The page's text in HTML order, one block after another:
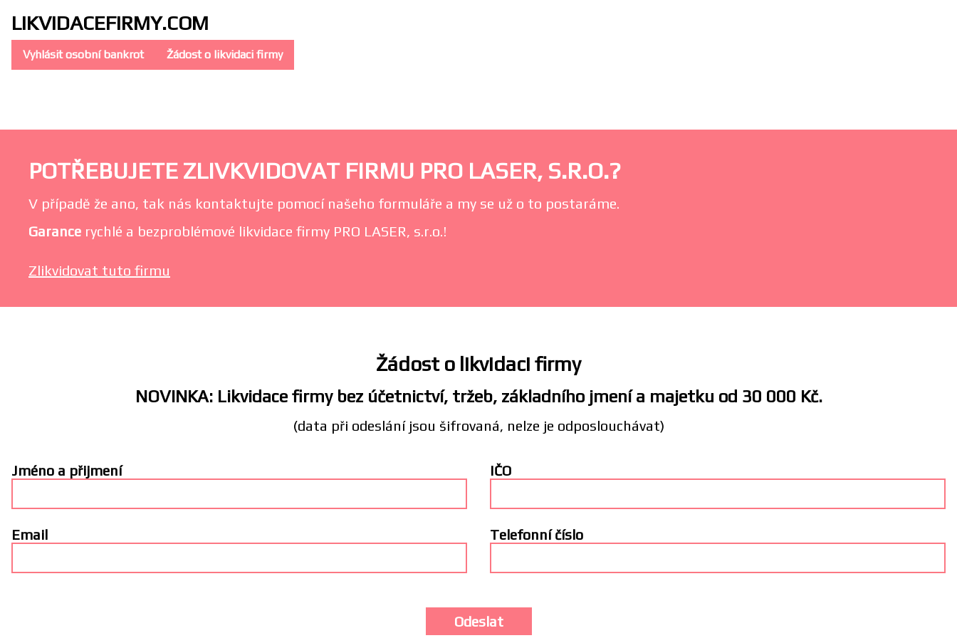
LIKVIDACEFIRMY.COM
Vyhlásit osobní bankrot Žádost o likvidaci firmy
POTŘEBUJETE ZLIVKVIDOVAT FIRMU PRO LASER, S.R.O.?
V případě že ano, tak nás kontaktujte pomocí našeho formuláře a my se už o to postaráme.
Garance rychlé a bezproblémové likvidace firmy PRO LASER, s.r.o.!
Zlikvidovat tuto firmu
Žádost o likvidaci firmy
NOVINKA: Likvidace firmy bez účetnictví, tržeb, základního jmení a majetku od 30 000 Kč.
(data při odeslání jsou šifrovaná, nelze je odposlouchávat)
Jméno a přijmení IČO
Email Telefonní číslo
Odeslat